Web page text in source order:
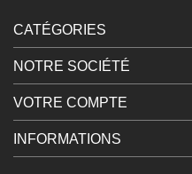
CATÉGORIES
NOTRE SOCIÉTÉ
VOTRE COMPTE
INFORMATIONS